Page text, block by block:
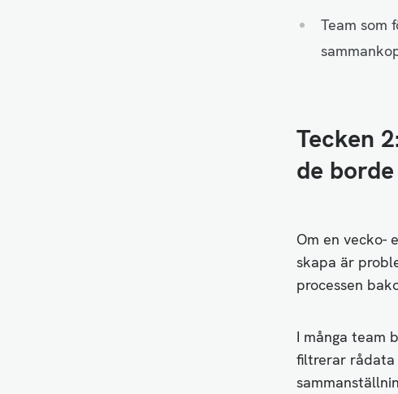
Team som
Tecken
de borde
Om en vecko-
skapa är
processen
I många team
filtrerar rådata